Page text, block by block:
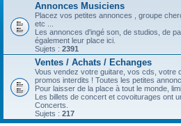
Annonces Musiciens
Placez vos petites annonces , groupe
etc ...
Les annonces d'ingé son, de studios, de
également leur place ici.
Sujets : 2391
Ventes / Achats / Echanges
Vous vendez votre guitare, vos cds, votre
promos interdits ! Toutes les petites
Pour laisser de la place à tout le monde,
Les billets de concert et covoiturages ont
Concerts.
Sujets : 217